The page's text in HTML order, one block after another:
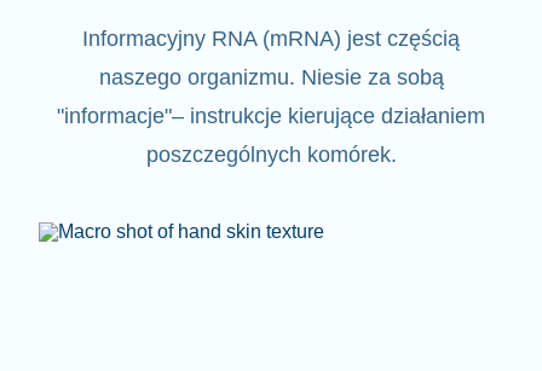
Informacyjny RNA (mRNA) jest częścią
naszego organizmu. Niesie za sobą
"informacje"– instrukcje kierujące działaniem
poszczególnych komórek.